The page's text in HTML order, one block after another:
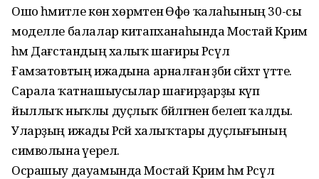
Ошо әһәмиәтле көн хөрмәтенә Өфө ҡалаһының 30-сы
моделле балалар китапханаһында Мостай Кәрим
һәм Дағстандың халыҡ шағиры Рәсүл
Ғамзатовтың ижадына арналған әҙәби сәйәхәт үтте.
Сарала ҡатнашыусылар шағирҙарҙы күп
йыллыҡ ныҡлы дуҫлыҡ бәйләгәнен белеп ҡалды.
Уларҙың ижады Рәсәй халыҡтары дуҫлығының
символына әүерелә.
Осрашыу дауамында Мостай Кәрим һәм Рәсүл